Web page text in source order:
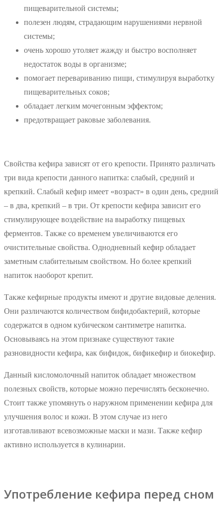
пищеварительной системы;
полезен людям, страдающим нарушениями нервной
системы;
очень хорошо утоляет жажду и быстро восполняет
недостаток воды в организме;
помогает перевариванию пищи, стимулируя выработку
пищеварительных соков;
обладает легким мочегонным эффектом;
предотвращает раковые заболевания.
Свойства кефира зависят от его крепости. Принято различать
три вида крепости данного напитка: слабый, средний и
крепкий. Слабый кефир имеет «возраст» в один день, средний
– в два, крепкий – в три. От крепости кефира зависит его
стимулирующее воздействие на выработку пищевых
ферментов. Также со временем увеличиваются его
очистительные свойства. Однодневный кефир обладает
заметным слабительным свойством. Но более крепкий
напиток наоборот крепит.
Также кефирные продукты имеют и другие видовые деления.
Они различаются количеством бифидобактерий, которые
содержатся в одном кубическом сантиметре напитка.
Основываясь на этом признаке существуют такие
разновидности кефира, как бифидок, бификефир и биокефир.
Данный кисломолочный напиток обладает множеством
полезных свойств, которые можно перечислять бесконечно.
Стоит также упомянуть о наружном применении кефира для
улучшения волос и кожи. В этом случае из него
изготавливают всевозможные маски и мази. Также кефир
активно используется в кулинарии.
Употребление кефира перед сном